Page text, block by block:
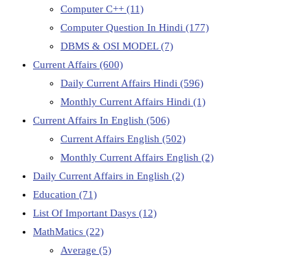
Computer C++ (11)
Computer Question In Hindi (177)
DBMS & OSI MODEL(7)
Current Affairs (600)
Daily Current Affairs Hindi (596)
Monthly Current Affairs Hindi (1)
Current Affairs In English (506)
Current Affairs English (502)
Monthly Current Affairs English (2)
Daily Current Affairs in English (2)
Education (71)
List Of Important Dasys (12)
MathMatics (22)
Average (5)